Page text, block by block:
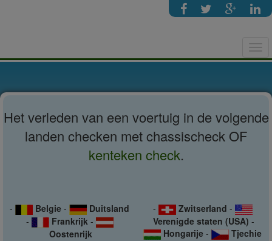
Het verleden van een voertuig in de volgende
landen checken met chassischeck OF
kenteken check.
- Belgie -
Duitsland
-
Frankrijk -
Oostenrijk
- Zwitserland -
Verenigde staten (USA) -
Hongarije - Tjechie